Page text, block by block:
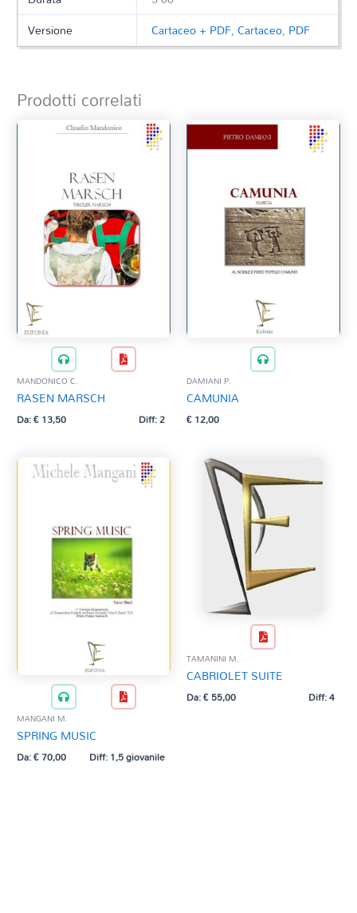
Versione
Cartaceo + PDF,Cartaceo, PDF
Prodotti correlati
MANDONICO C.
RASEN MARSCH
Da:€13,50 Diff: 2
DAMIANI P.
CAMUNIA
€12,00
MANGANI M.
SPRING MUSIC
Da:€70,00 Diff: 1,5 giovanile
TAMANINI M.
CABRIOLET SUITE
Da:€55,00 Diff: 4